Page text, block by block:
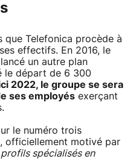
que Telefonica procède à
effectifs. En 2016, le
un autre plan
le départ de 6 300
2022, le groupe se sera
ses employés exerçant
le numéro trois
officiellement motivé par
spécialisés en